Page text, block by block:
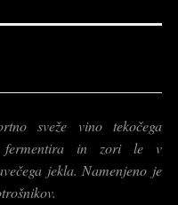
sveže vino tekočega
fermentira in zori le v
jekla. Namenjeno je